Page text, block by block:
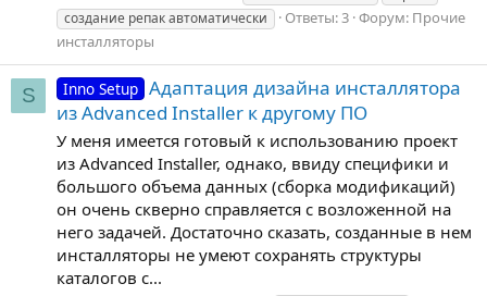
создание репак автоматически
Ответы: 3 Форум: Прочие
инсталляторы
S Inno Setup Адаптация дизайна инсталлятора
из Advanced Installer к другому ПО
У меня имеется готовый к использованию проект
из Advanced Installer, однако, ввиду специфики и
большого объема данных (сборка модификаций)
он очень скверно справляется с возложенной на
него задачей. Достаточно сказать, созданные в нем
инсталляторы не умеют сохранять структуры
каталогов с...